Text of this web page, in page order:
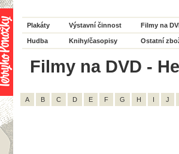
Plakáty Výstavní činnost Filmy na
Hudba Knihy/časopisy Ostatní
Filmy na DVD -
A B C D E F G H I J